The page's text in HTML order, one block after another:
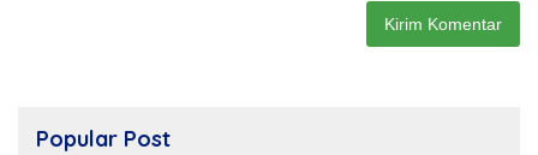
Popular Post